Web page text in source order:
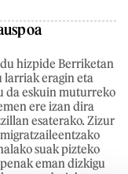
hizpide Berriketan
larriak eragin eta
da eskuin muturreko
ere izan dira
esaterako. Zizur
suak pizteko
eman dizkigu